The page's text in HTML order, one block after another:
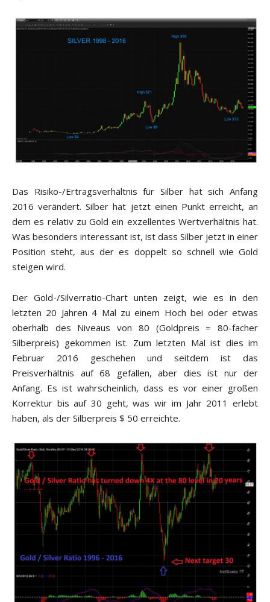
Das Risiko-/Ertragsverhältnis für Silber hat sich Anfang
2016 verändert. Silber hat jetzt einen Punkt erreicht, an
dem es relativ zu Gold ein exzellentes Wertverhältnis hat.
Was besonders interessant ist, ist dass Silber jetzt in einer
Position steht, aus der es doppelt so schnell wie Gold
steigen wird.
Der Gold-/Silverratio-Chart unten zeigt, wie es in den
letzten 20 Jahren 4 Mal zu einem Hoch bei oder etwas
oberhalb des Niveaus von 80 (Goldpreis = 80-facher
Silberpreis) gekommen ist. Zum letzten Mal ist dies im
Februar 2016 geschehen und seitdem ist das
Preisverhältnis auf 68 gefallen, aber dies ist nur der
Anfang. Es ist wahrscheinlich, dass es vor einer großen
Korrektur bis auf 30 geht, was wir im Jahr 2011 erlebt
haben, als der Silberpreis $ 50 erreichte.